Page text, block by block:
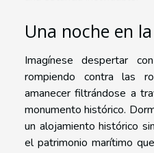
Una noche en
Imagínese despertar
rompiendo contra las
amanecer filtrándose a
monumento histórico.
un alojamiento histórico
el patrimonio marítimo